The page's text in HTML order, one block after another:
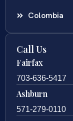
Colombia
Call Us
Fairfax
703-636-5417
Ashburn
571-279-0110